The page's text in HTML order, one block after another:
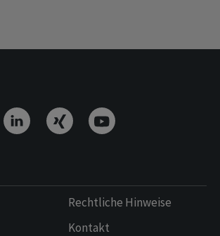
Rechtliche Hinweise
Kontakt